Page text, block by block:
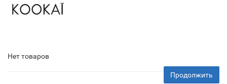
Нет товаров
Продолжить